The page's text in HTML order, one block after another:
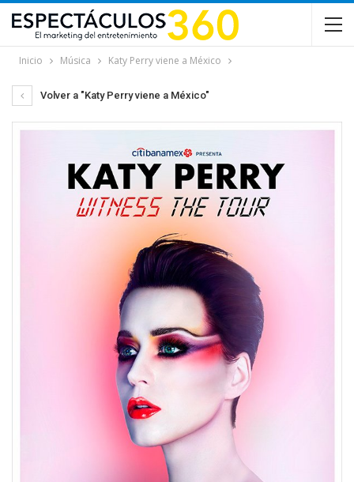
Inicio Música Katy Perry viene a México
Volver a "Katy Perry viene a México"